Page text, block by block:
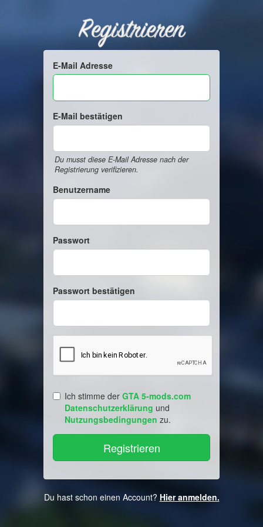
Registrieren
E-Mail Adresse
E-Mail bestätigen
Du musst diese E-Mail Adresse nach der
Registrierung verifizieren.
Benutzername
Passwort
Passwort bestätigen
Ich stimme der GTA 5-mods.com
Datenschutzerklärung und
Nutzungsbedingungen zu.
Du hast schon einen Account? Hier anmelden.